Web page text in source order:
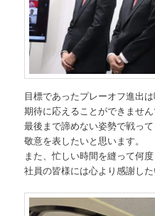
目標であったプレーオフ進出は
期待に応えることができませ
最後まで諦めない姿勢で戦っ
敬意を表したいと思います。
また、忙しい時間を縫って何
社員の皆様には心より感謝した